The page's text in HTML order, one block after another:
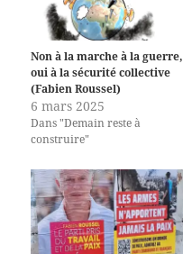
Non à la marche à la guerre,
oui à la sécurité collective
(Fabien Roussel)
6 mars 2025
Dans "Demain reste à
construire"